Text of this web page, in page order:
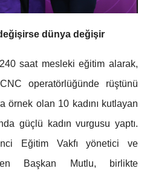
dünya değişir
saat mesleki eğitim alarak,
operatörlüğünde rüştünü
örnek olan 10 kadını kutlayan
güçlü kadın vurgusu yaptı.
Eğitim Vakfı yönetici ve
Başkan Mutlu, birlikte